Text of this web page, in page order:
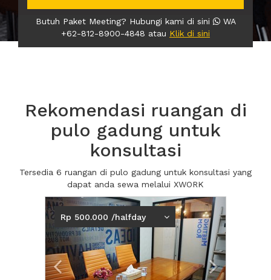
Butuh Paket Meeting? Hubungi kami di sini
WA
+62-812-8900-4848 atau Klik di sini
Rekomendasi ruangan di
pulo gadung untuk
konsultasi
Tersedia 6 ruangan di pulo gadung untuk konsultasi yang
dapat anda sewa melalui XWORK
Previous Next2
Rp 500.000 /halfday